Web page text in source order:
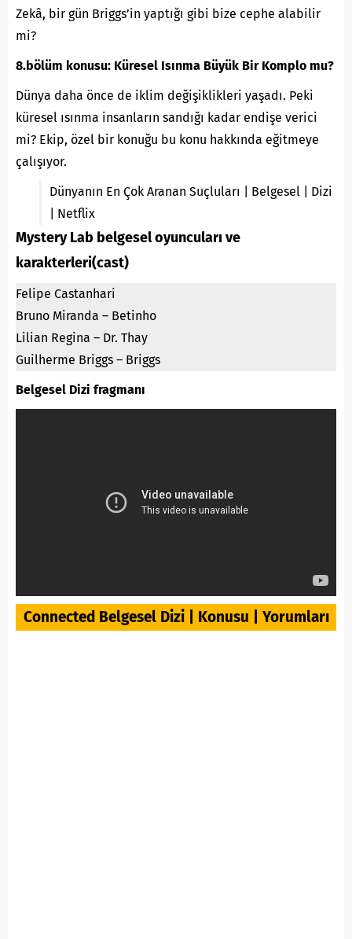
Zekâ, bir gün Briggs’in yaptığı gibi bize cephe alabilir
mi?
8.bölüm konusu: Küresel Isınma Büyük Bir Komplo mu?
Dünya daha önce de iklim değişiklikleri yaşadı. Peki
küresel ısınma insanların sandığı kadar endişe verici
mi? Ekip, özel bir konuğu bu konu hakkında eğitmeye
çalışıyor.
Dünyanın En Çok Aranan Suçluları | Belgesel | Dizi
| Netflix
Mystery Lab belgesel oyuncuları ve
karakterleri(cast)
Felipe Castanhari
Bruno Miranda – Betinho
Lilian Regina – Dr. Thay
Guilherme Briggs – Briggs
Belgesel Dizi fragmanı
Connected Belgesel Dizi | Konusu | Yorumları